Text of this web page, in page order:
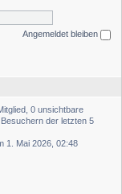
Angemeldet bleiben
0 unsichtbare
der letzten 5
1. Mai 2026, 02:48